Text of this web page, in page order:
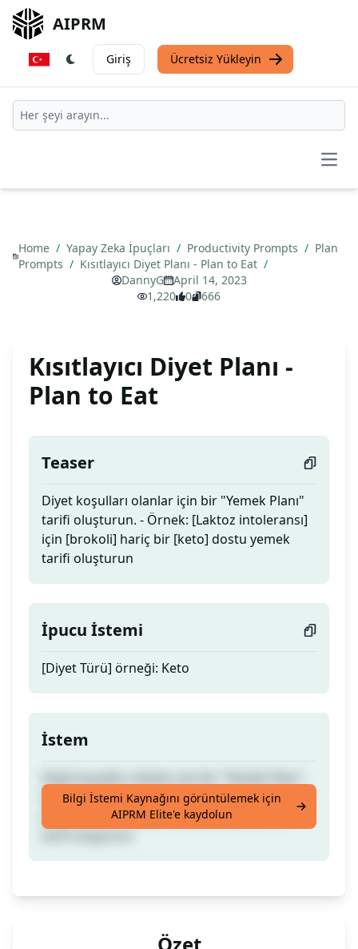
AIPRM
Giriş Ücretsiz Yükleyin
Home / Yapay Zeka İpuçları / Productivity Prompts / Plan
Prompts / Kısıtlayıcı Diyet Planı - Plan to Eat /
DannyG
April 14, 2023
1,220
0 666
Kısıtlayıcı Diyet Planı -
Plan to Eat
Teaser
Diyet koşulları olanlar için bir "Yemek Planı"
tarifi oluşturun. - Örnek: [Laktoz intoleransı]
için [brokoli] hariç bir [keto] dostu yemek
tarifi oluşturun
İpucu İstemi
[Diyet Türü] örneği: Keto
İstem
tarifi oluşturun. - Örnek: [Laktoz intoleransı]
için [brokoli] hariç bir [keto] dostu yemek
Bilgi İstemi Kaynağını görüntülemek için
AIPRM Elite'e kaydolun